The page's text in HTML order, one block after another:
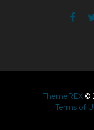
ThemeREX©
Terms of